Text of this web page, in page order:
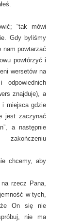
“tak mówi
Gdy byliśmy
nam powtarzać
powtórzyć i
wersetów na
znajduje), a
i miejsca gdzie
jest zaczynać
a następnie
chcemy, aby
rzecz Pana,
w tych,
że On się nie
nie ma